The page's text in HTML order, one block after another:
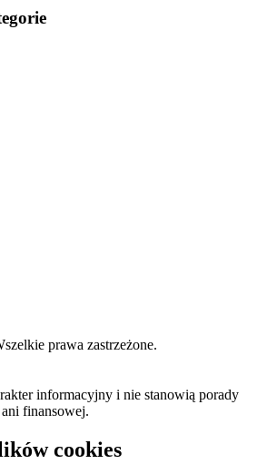
prawa zastrzeżone.
informacyjny i nie stanowią porady
finansowej.
cookies